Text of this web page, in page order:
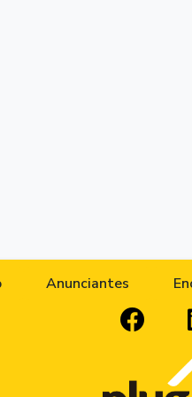
Anunciantes